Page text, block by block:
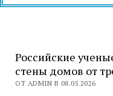
Российские
стены домов от
ОТ ADMIN В 08.05.2026